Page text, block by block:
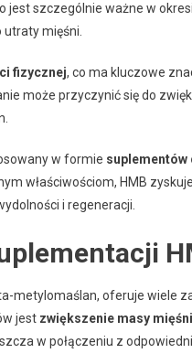
jest szczególnie ważne w
mięśni.
fizycznej, co ma kluczowe
może przyczynić się do
w formie suplementów
właściwościom, HMB
i regeneracji.
metylomaślan, oferuje wiele
jest zwiększenie masy
w połączeniu z